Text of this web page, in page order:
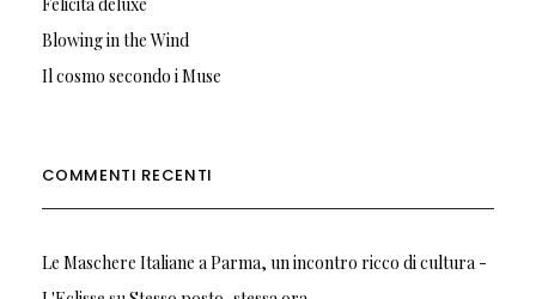
Blowing in the Wind
Il cosmo secondo i Muse
COMMENTI RECENTI
Le Maschere Italiane a Parma, un incontro ricco di cultura -